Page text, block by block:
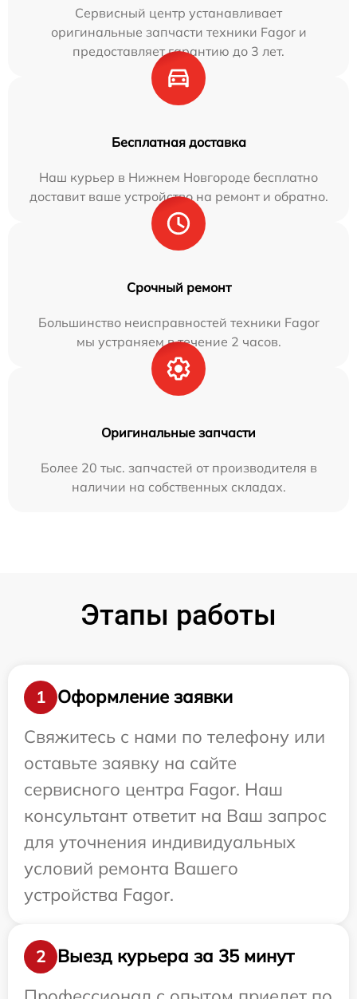
Сервисный центр устанавливает
оригинальные запчасти техники Fagor и
предоставляет гарантию до 3 лет.
Бесплатная доставка
Наш курьер в Нижнем Новгороде бесплатно
доставит ваше устройство на ремонт и обратно.
Срочный ремонт
Большинство неисправностей техники Fagor
мы устраняем в течение 2 часов.
Оригинальные запчасти
Более 20 тыс. запчастей от производителя в
наличии на собственных складах.
Этапы работы
1
Оформление заявки
Свяжитесь с нами по телефону или
оставьте заявку на сайте
сервисного центра Fagor. Наш
консультант ответит на Ваш запрос
для уточнения индивидуальных
условий ремонта Вашего
устройства Fagor.
2
Выезд курьера за 35 минут